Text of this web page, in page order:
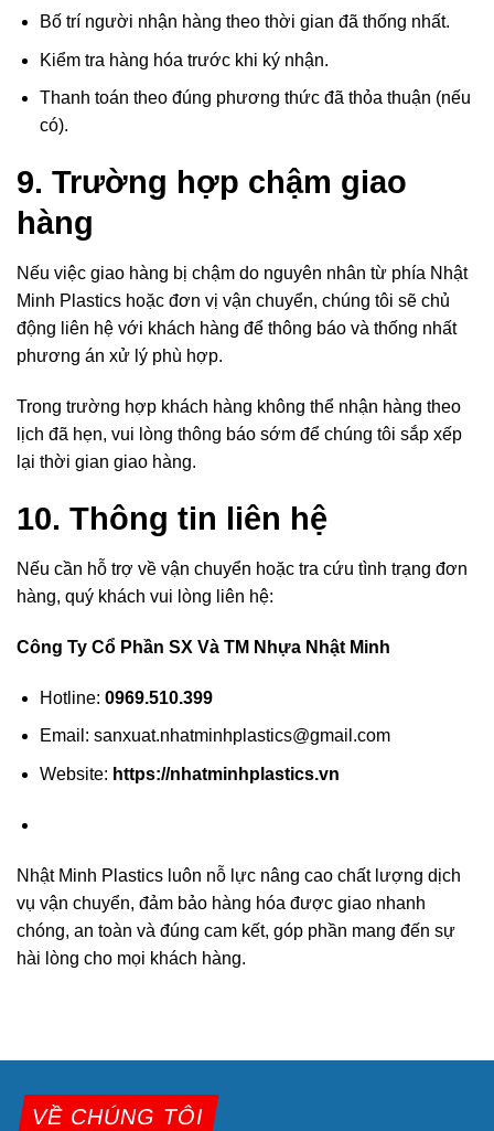
Bố trí người nhận hàng theo thời gian đã thống nhất.
Kiểm tra hàng hóa trước khi ký nhận.
Thanh toán theo đúng phương thức đã thỏa thuận (nếu
có).
9. Trường hợp chậm giao
hàng
Nếu việc giao hàng bị chậm do nguyên nhân từ phía Nhật
Minh Plastics hoặc đơn vị vận chuyển, chúng tôi sẽ chủ
động liên hệ với khách hàng để thông báo và thống nhất
phương án xử lý phù hợp.
Trong trường hợp khách hàng không thể nhận hàng theo
lịch đã hẹn, vui lòng thông báo sớm để chúng tôi sắp xếp
lại thời gian giao hàng.
10. Thông tin liên hệ
Nếu cần hỗ trợ về vận chuyển hoặc tra cứu tình trạng đơn
hàng, quý khách vui lòng liên hệ:
Công Ty Cổ Phần SX Và TM Nhựa Nhật Minh
Hotline: 0969.510.399
Email: sanxuat.nhatminhplastics@gmail.com
Website: https://nhatminhplastics.vn
Nhật Minh Plastics luôn nỗ lực nâng cao chất lượng dịch
vụ vận chuyển, đảm bảo hàng hóa được giao nhanh
chóng, an toàn và đúng cam kết, góp phần mang đến sự
hài lòng cho mọi khách hàng.
VỀ CHÚNG TÔI